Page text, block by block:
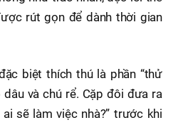
rút gọn để dành thời gian
biệt thích thú là phần “thử
và chú rể. Cặp đôi đưa ra
sẽ làm việc nhà?” trước khi